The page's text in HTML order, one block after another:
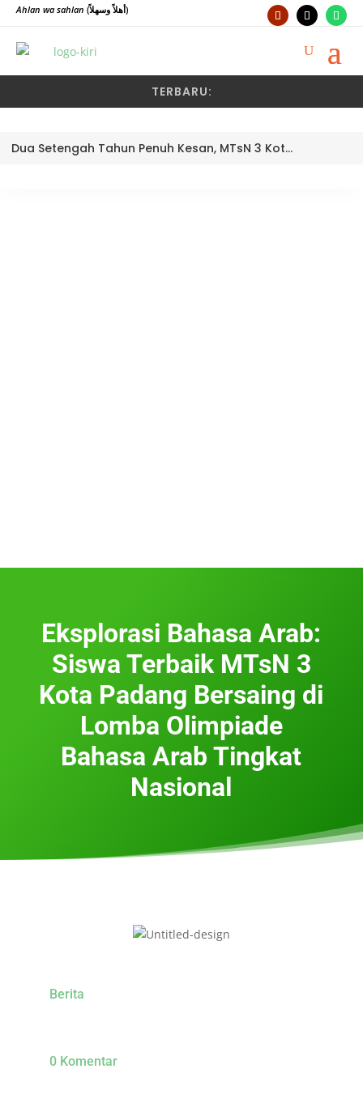
Ahlan wa sahlan (أهلاً وسهلاً)
TERBARU:
Dua Setengah Tahun Penuh Kesan, MTsN 3 Kota Padang Lepas Pengawas Pembina Dra. Nayusminar Nasrun
Eksplorasi Bahasa Arab:
Siswa Terbaik MTsN 3
Kota Padang Bersaing di
Lomba Olimpiade
Bahasa Arab Tingkat
Nasional
Berita
0 Komentar